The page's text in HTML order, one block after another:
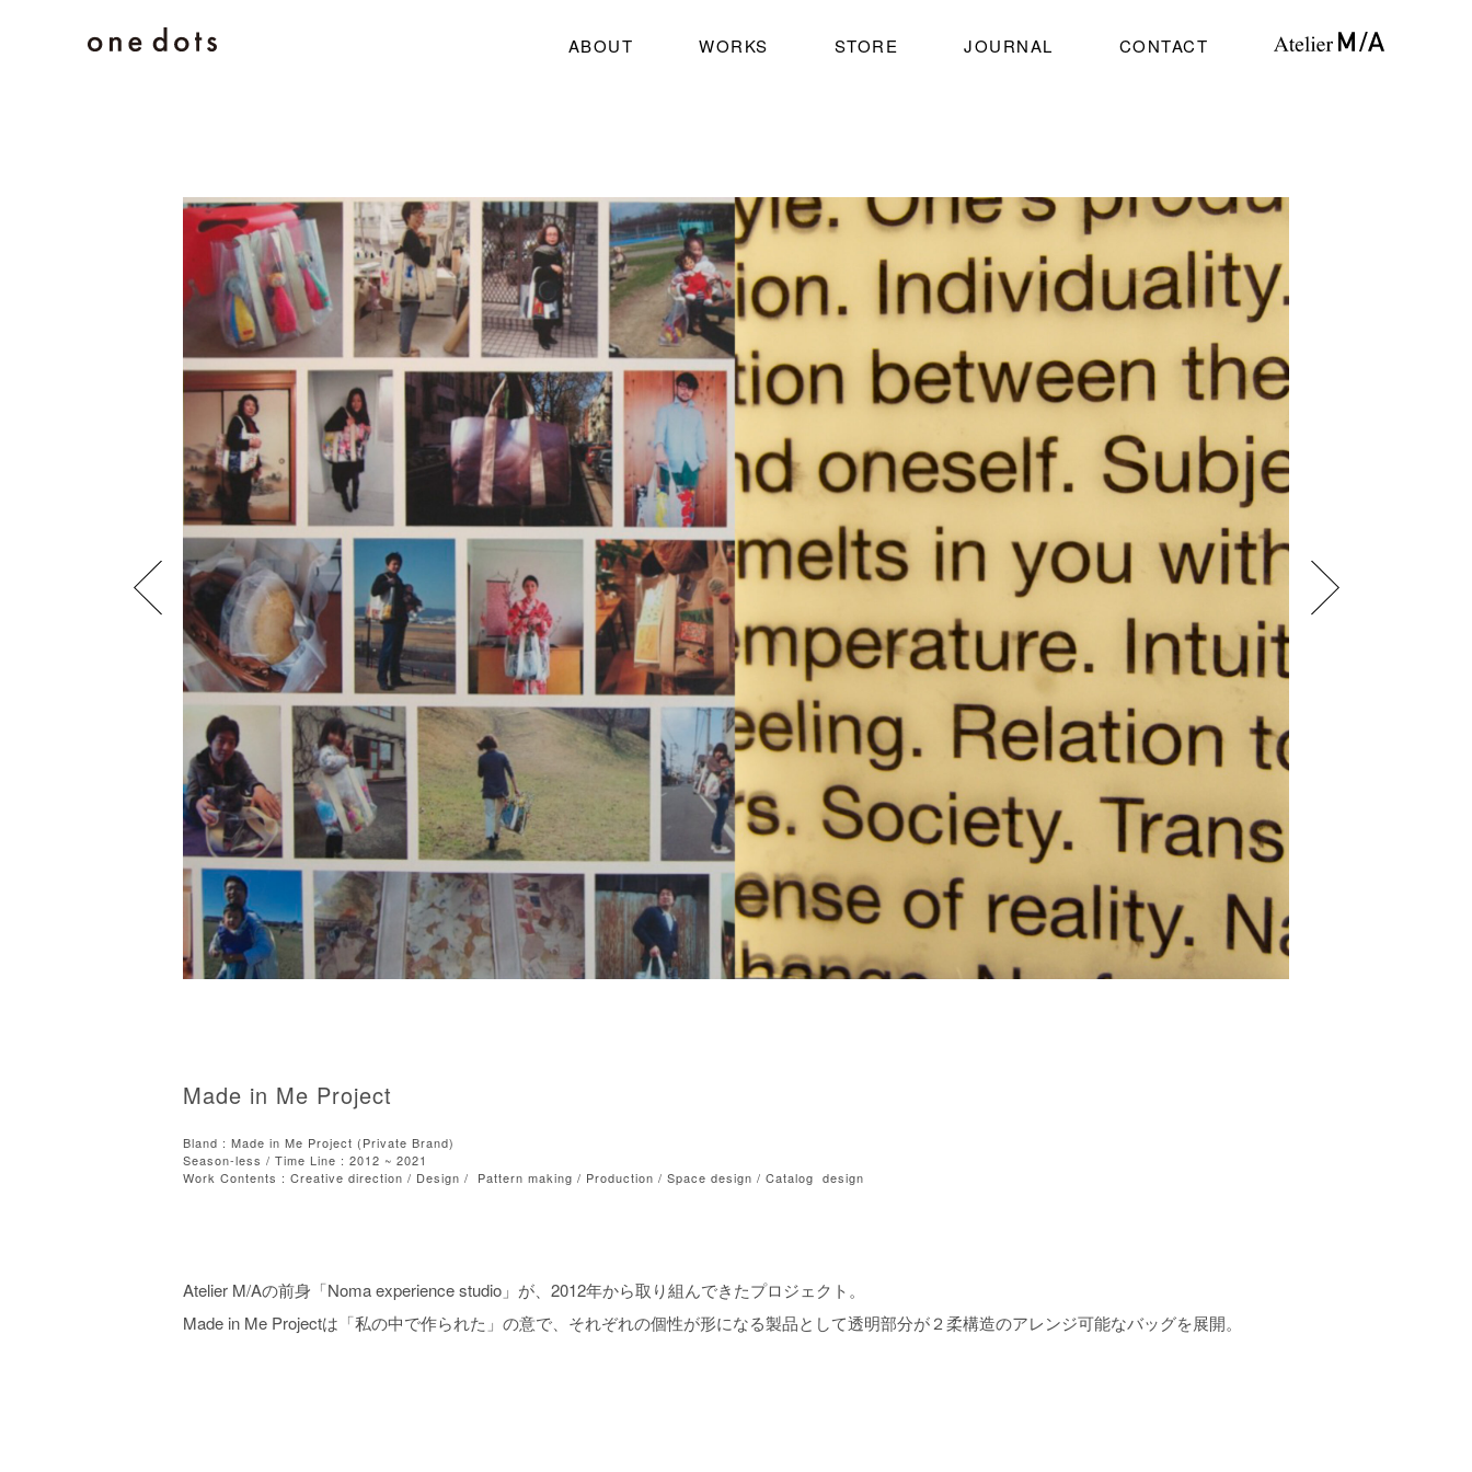
ABOUT WORKS STORE JOURNAL CONTACT
Made in Me Project
Bland : Made in Me Project (Private Brand)
Season-less / Time Line : 2012 ~ 2021
Work Contents : Creative direction / Design / Pattern making / Production / Space design / Catalog design
Atelier M/Aの前身「Noma experience studio」が、2012年から取り組んできたプロジェクト。
Made in Me Projectは「私の中で作られた」の意で、それぞれの個性が形になる製品として透明部分が２柔構造のアレンジ可能なバッグを展開。